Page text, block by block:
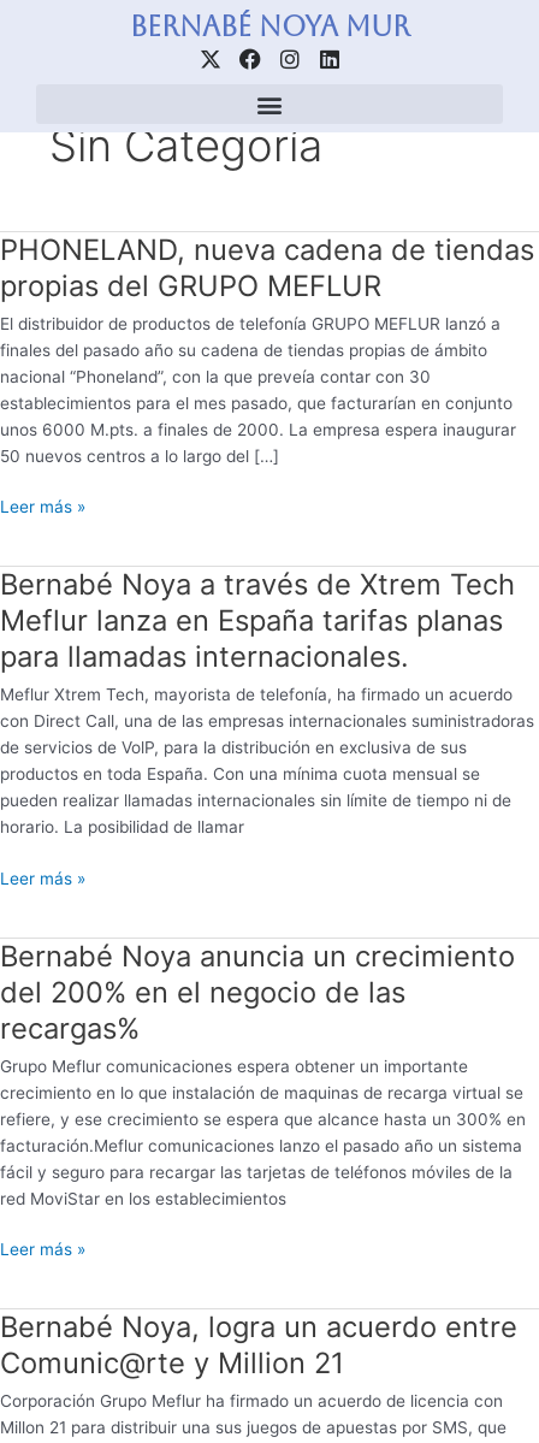
Bernabé Noya Mur
X
i
t
r
F
a
c
e
b
o
I
n
a
g
m
L
Sin Categoría
PHONELAND, nueva cadena de tiendas
propias del GRUPO MEFLUR
El distribuidor de productos de telefonía GRUPO MEFLUR lanzó a
finales del pasado año su cadena de tiendas propias de ámbito
nacional “Phoneland”, con la que preveía contar con 30
establecimientos para el mes pasado, que facturarían en conjunto
unos 6000 M.pts. a finales de 2000. La empresa espera inaugurar
50 nuevos centros a lo largo del […]
PHONELAND,
cadena
de
tiendas
propias
del
GRUPO
MEFLUR
Leer más »
Bernabé Noya a través de Xtrem Tech
Meflur lanza en España tarifas planas
para llamadas internacionales.
Meflur Xtrem Tech, mayorista de telefonía, ha firmado un acuerdo
con Direct Call, una de las empresas internacionales suministradoras
de servicios de VolP, para la distribución en exclusiva de sus
productos en toda España. Con una mínima cuota mensual se
pueden realizar llamadas internacionales sin límite de tiempo ni de
horario. La posibilidad de llamar
Bernabé
Noya
a
través
de
Xtrem
Tech
Meflur
lanza
en
tarifas
llamadas
internacionales.
Leer más »
Bernabé Noya anuncia un crecimiento
del 200% en el negocio de las
recargas%
Grupo Meflur comunicaciones espera obtener un importante
crecimiento en lo que instalación de maquinas de recarga virtual se
refiere, y ese crecimiento se espera que alcance hasta un 300% en
facturación.Meflur comunicaciones lanzo el pasado año un sistema
fácil y seguro para recargar las tarjetas de teléfonos móviles de la
red MoviStar en los establecimientos
Bernabé
Noya
anuncia
un
crecimiento
200%
en
el
negocio
las
Leer más »
Bernabé Noya, logra un acuerdo entre
Comunic@rte y Million 21
Corporación Grupo Meflur ha firmado un acuerdo de licencia con
Millon 21 para distribuir una sus juegos de apuestas por SMS, que
Bernabé
Noya,
logra
un
acuerdo